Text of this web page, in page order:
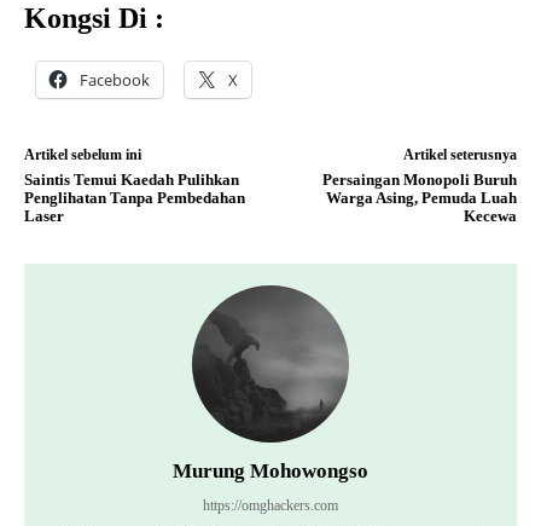
Kongsi Di :
Facebook X
Artikel sebelum ini
Saintis Temui Kaedah Pulihkan
Penglihatan Tanpa Pembedahan
Laser
Artikel seterusnya
Persaingan Monopoli Buruh
Warga Asing, Pemuda Luah
Kecewa
Murung Mohowongso
https://omghackers.com